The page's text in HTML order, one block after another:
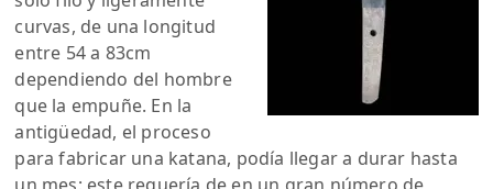
curvas, de una longitud
entre 54 a 83cm
dependiendo del hombre
que la empuñe. En la
antigüedad, el proceso
para fabricar una katana, podía llegar a durar hasta